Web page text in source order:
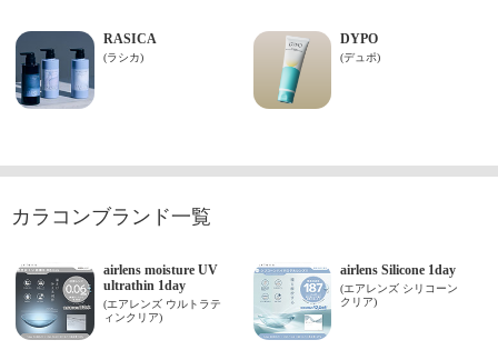
カラコンブランド一覧